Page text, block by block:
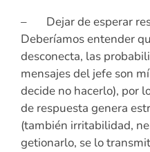
– Dejar de esperar
Deberíamos entender
desconecta, las
mensajes del jefe son
decide no hacerlo), por
de respuesta genera
(también irritabilidad,
getionarlo, se lo